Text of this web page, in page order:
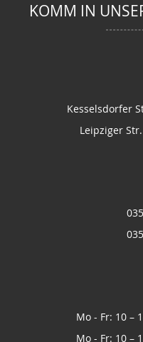
KOMM IN
Kesselsdorfer
Leipziger
Mo - Fr: 10 –
Mo - Fr: 10 –